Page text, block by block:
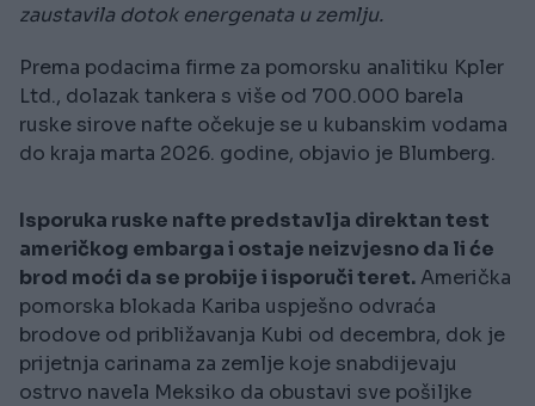
zaustavila dotok energenata u zemlju.
Prema podacima firme za pomorsku analitiku Kpler
Ltd., dolazak tankera s više od 700.000 barela
ruske sirove nafte očekuje se u kubanskim vodama
do kraja marta 2026. godine, objavio je Blumberg.
Isporuka ruske nafte predstavlja direktan test
američkog embarga i ostaje neizvjesno da li će
brod moći da se probije i isporuči teret.Američka
pomorska blokada Kariba uspješno odvraća
brodove od približavanja Kubi od decembra, dok je
prijetnja carinama za zemlje koje snabdijevaju
ostrvo navela Meksiko da obustavi sve pošiljke